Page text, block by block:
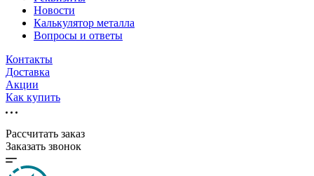
Новости
Калькулятор металла
Вопросы и ответы
Контакты
Доставка
Акции
Как купить
Рассчитать заказ
Заказать звонок